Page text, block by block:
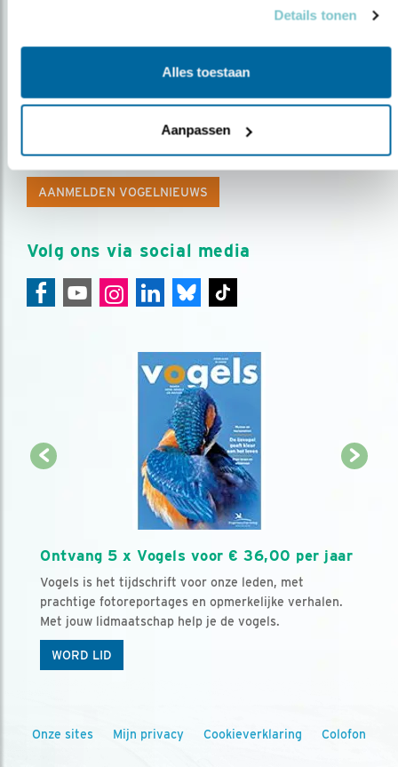
Details tonen
Alles toestaan
Aanpassen
Op de hoogte blijven?
Meld je aan en ontvang nieuws, inspiratie, acties en tips
over vogels en activiteiten van Vogelbescherming.
AANMELDEN VOGELNIEUWS
Volg ons via social media
Ontvang 5 x Vogels voor € 36,00 per jaar
Vogels is het tijdschrift voor onze leden, met
prachtige fotoreportages en opmerkelijke verhalen.
Met jouw lidmaatschap help je de vogels.
WORD LID
Onze sites Mijn privacy Cookieverklaring Colofon